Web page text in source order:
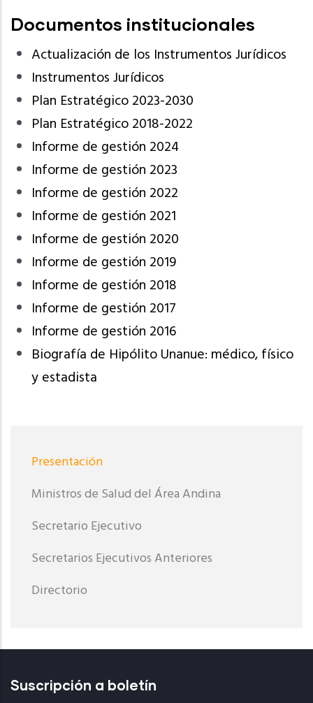
Documentos institucionales
Actualización de los Instrumentos Jurídicos
Instrumentos Jurídicos
Plan Estratégico 2023-2030
Plan Estratégico 2018-2022
Informe de gestión 2024
Informe de gestión 2023
Informe de gestión 2022
Informe de gestión 2021
Informe de gestión 2020
Informe de gestión 2019
Informe de gestión 2018
Informe de gestión 2017
Informe de gestión 2016
Biografía de Hipólito Unanue: médico, físico
y estadista
Menu
Presentación
Presentación
Ministros de Salud del Área Andina
Secretario Ejecutivo
Secretarios Ejecutivos Anteriores
Directorio
Suscripción a boletín